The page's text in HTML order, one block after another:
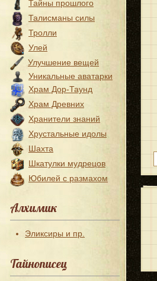
Тайны прошлого
Талисманы силы
Тролли
Улей
Улучшение вещей
Уникальные аватарки
Храм Дор-Таунд
Храм Древних
Хранители знаний
Хрустальные идолы
Шахта
Шкатулки мудрецов
Юбилей с размахом
Алхимик
Эликсиры и пр.
Тайнописец